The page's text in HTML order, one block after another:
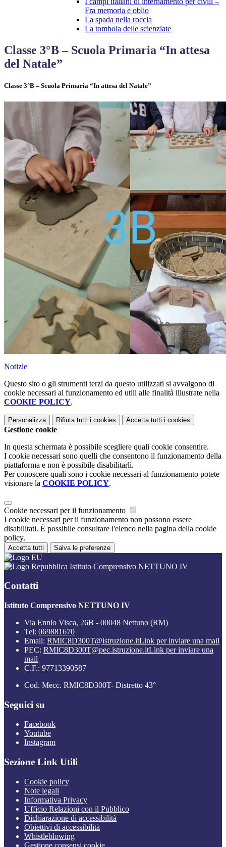
Fra memoria e oblio
La spada nella roccia
La tombola delle scienziate
Classe 3°B – Scuola Primaria “In attesa
del Natale”
Classe 3°B – Scuola Primaria “In attesa del Natale”
Notizie
Questo sito o gli strumenti terzi da questo utilizzati si avvalgono di
cookie necessari al funzionamento ed utili alle finalità illustrate nella
COOKIE POLICY.
Personalizza Rifiuta tutti i cookies Accetta tutti i cookies
Gestione cookie
In questa schermata è possibile scegliere quali cookie consentire.
I cookie necessari sono quelli che consentono il funzionamento della
piattaforma e non è possibile disabilitarli.
Per conoscere quali sono i cookie necessari al funzionamento potete
visionare la COOKIE POLICY.
Cookie necessari per il funzionamento
I cookie necessari per il funzionamento non possono essere
disabilitati. È possibile consultare l'elenco nella pagina della cookie
policy.
Accetta tutti Salva le preferenze
Istituto Comprensivo NETTUNO IV
Contatti
Istituto Comprensivo NETTUNO IV
Via Ennio Visca, 26B - 00048 Nettuno (RM)
Tel: 069881670
Email: RMIC8D300T@istruzione.itLink per inviare una mail
PEC: RMIC8D300T@pec.istruzione.itLink per inviare una
mail
C.F.: 97713390587
Cod. Mecc. RMIC8D300T- Distretto 43°
Seguici su
Facebook
Youtube
Instagram
Sezione Link Utili
Cookie policy
Note legali
Informativa Privacy
Ufficio Relazioni con il Pubblico
Dichiarazione di accessibilità
Obiettivi di accessibilità
Whistleblowing
Gestione consensi cookie